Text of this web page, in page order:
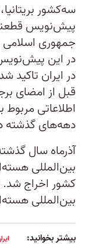
سه‌کشور
پیش‌نویس
جمهوری اسلامی
در این
در ایران تاکید
قبل از امضای
اطلاعاتی مربوط
دهه‌های گذشته
آذرماه سال
بین‌المللی
کشور اخراج
بین‌المللی
بیشتر بخوانید: